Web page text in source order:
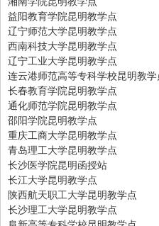
益阳教育学院昆明教学点
辽宁师范大学昆明教学点
西南科技大学昆明教学点
辽宁工业大学昆明教学点
连云港师范高等专科学校昆明教学
长春教育学院昆明教学点
通化师范学院昆明教学点
邵阳学院昆明教学点
重庆工商大学昆明教学点
青岛理工大学昆明教学点
长沙医学院昆明函授站
长江大学昆明教学点
陕西航天职工大学昆明教学点
长沙理工大学昆明教学点